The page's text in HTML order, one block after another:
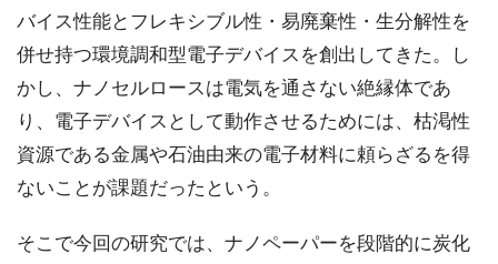
バイス性能とフレキシブル性・易廃棄性・生分解性を
併せ持つ環境調和型電子デバイスを創出してきた。し
かし、ナノセルロースは電気を通さない絶縁体であ
り、電子デバイスとして動作させるためには、枯渇性
資源である金属や石油由来の電子材料に頼らざるを得
ないことが課題だったという。
そこで今回の研究では、ナノペーパーを段階的に炭化